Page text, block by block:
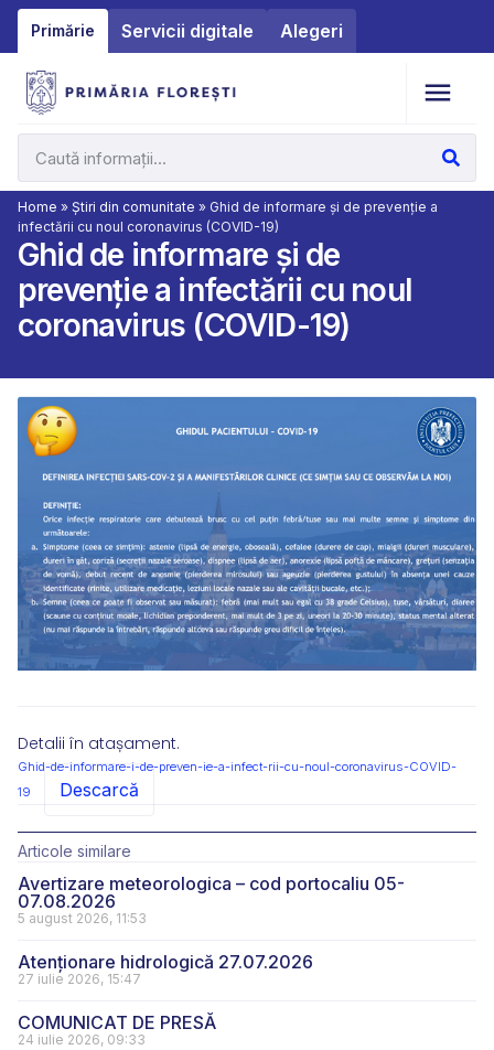
Primărie Servicii digitale Alegeri
Home » Știri din comunitate » Ghid de informare și de prevenție a
infectării cu noul coronavirus (COVID-19)
Ghid de informare și de
prevenție a infectării cu noul
coronavirus (COVID-19)
Detalii în atașament.
Ghid-de-informare-i-de-preven-ie-a-infect-rii-cu-noul-coronavirus-COVID-
19
Descarcă
Articole similare
Avertizare meteorologica – cod portocaliu 05-
07.08.2026
5 august 2026, 11:53
Atenționare hidrologică 27.07.2026
27 iulie 2026, 15:47
COMUNICAT DE PRESĂ
24 iulie 2026, 09:33